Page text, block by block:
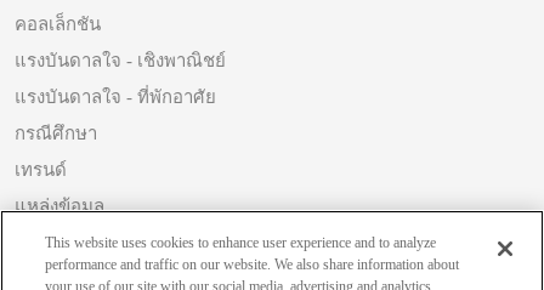
คอลเล็กชัน
แรงบันดาลใจ - เชิงพาณิชย์
แรงบันดาลใจ - ที่พักอาศัย
กรณีศึกษา
เทรนด์
แหล่งข้อมูล
ความยั่งยืน
This website uses cookies to enhance user experience and to analyze
performance and traffic on our website. We also share information about